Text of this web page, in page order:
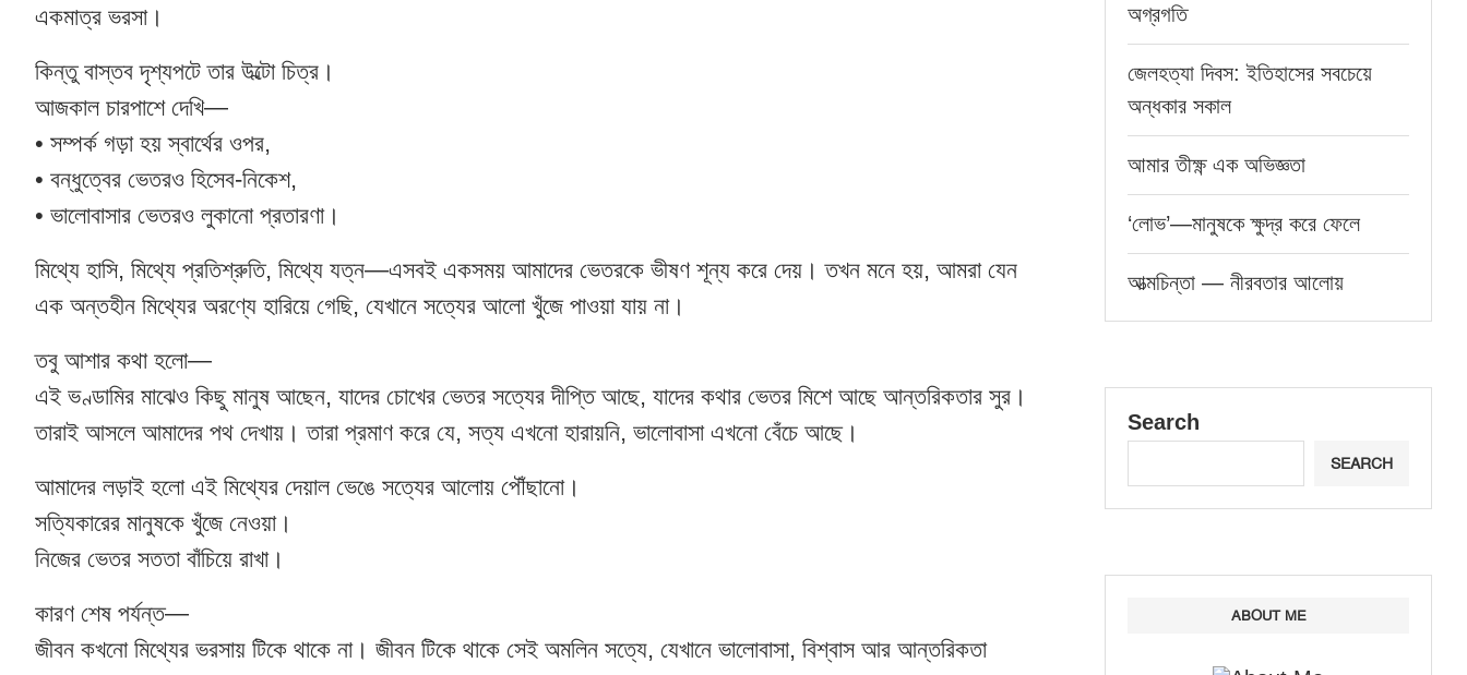
একমাত্র ভরসা।
কিন্তু বাস্তব দৃশ্যপটে তার উল্টো চিত্র।
আজকাল চারপাশে দেখি—
• সম্পর্ক গড়া হয় স্বার্থের ওপর,
• বন্ধুত্বের ভেতরও হিসেব-নিকেশ,
• ভালোবাসার ভেতরও লুকানো প্রতারণা।
মিথ্যে হাসি, মিথ্যে প্রতিশ্রুতি, মিথ্যে যত্ন—এসবই একসময় আমাদের ভেতরকে ভীষণ শূন্য করে দেয়। তখন মনে হয়, আমরা যেন
এক অন্তহীন মিথ্যের অরণ্যে হারিয়ে গেছি, যেখানে সত্যের আলো খুঁজে পাওয়া যায় না।
তবু আশার কথা হলো—
এই ভণ্ডামির মাঝেও কিছু মানুষ আছেন, যাদের চোখের ভেতর সত্যের দীপ্তি আছে, যাদের কথার ভেতর মিশে আছে আন্তরিকতার সুর।
তারাই আসলে আমাদের পথ দেখায়। তারা প্রমাণ করে যে, সত্য এখনো হারায়নি, ভালোবাসা এখনো বেঁচে আছে।
আমাদের লড়াই হলো এই মিথ্যের দেয়াল ভেঙে সত্যের আলোয় পৌঁছানো।
সত্যিকারের মানুষকে খুঁজে নেওয়া।
নিজের ভেতর সততা বাঁচিয়ে রাখা।
কারণ শেষ পর্যন্ত—
জীবন কখনো মিথ্যের ভরসায় টিকে থাকে না। জীবন টিকে থাকে সেই অমলিন সত্যে, যেখানে ভালোবাসা, বিশ্বাস আর আন্তরিকতা
অগ্রগতি
জেলহত্যা দিবস: ইতিহাসের সবচেয়ে
অন্ধকার সকাল
আমার তীক্ষ্ণ এক অভিজ্ঞতা
‘লোভ’—মানুষকে ক্ষুদ্র করে ফেলে
আত্মচিন্তা — নীরবতার আলোয়
Search
SEARCH
ABOUT ME